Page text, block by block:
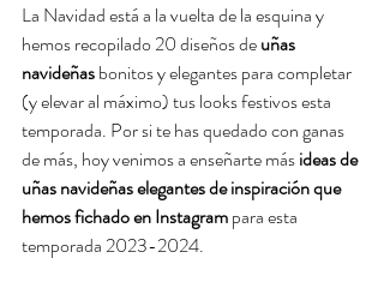
La Navidad está a la vuelta de la esquina y
hemos recopilado 20 diseños de uñas
navideñas bonitos y elegantes para completar
(y elevar al máximo) tus looks festivos esta
temporada. Por si te has quedado con ganas
de más, hoy venimos a enseñarte más ideas de
uñas navideñas elegantes de inspiración que
hemos fichado en Instagram para esta
temporada 2023-2024.